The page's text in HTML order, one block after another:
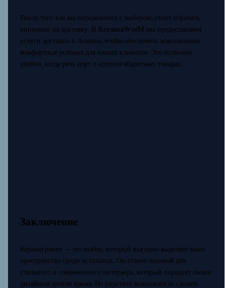
После того как вы определитесь с выбором, стоит обратить
внимание на доставку. В KeramaWorld мы предоставляем
услуги доставки в Алматы, чтобы обеспечить максимально
комфортные условия для наших клиентов. Это особенно
удобно, когда речь идет о крупногабаритных товарах.
Заключение
Керамогранит — это выбор, который выгодно выделяет ваше
пространство среди остальных. Он станет основой для
стильного и современного интерьера, который порадует своим
дизайном долгое время. Не упустите возможность сделать